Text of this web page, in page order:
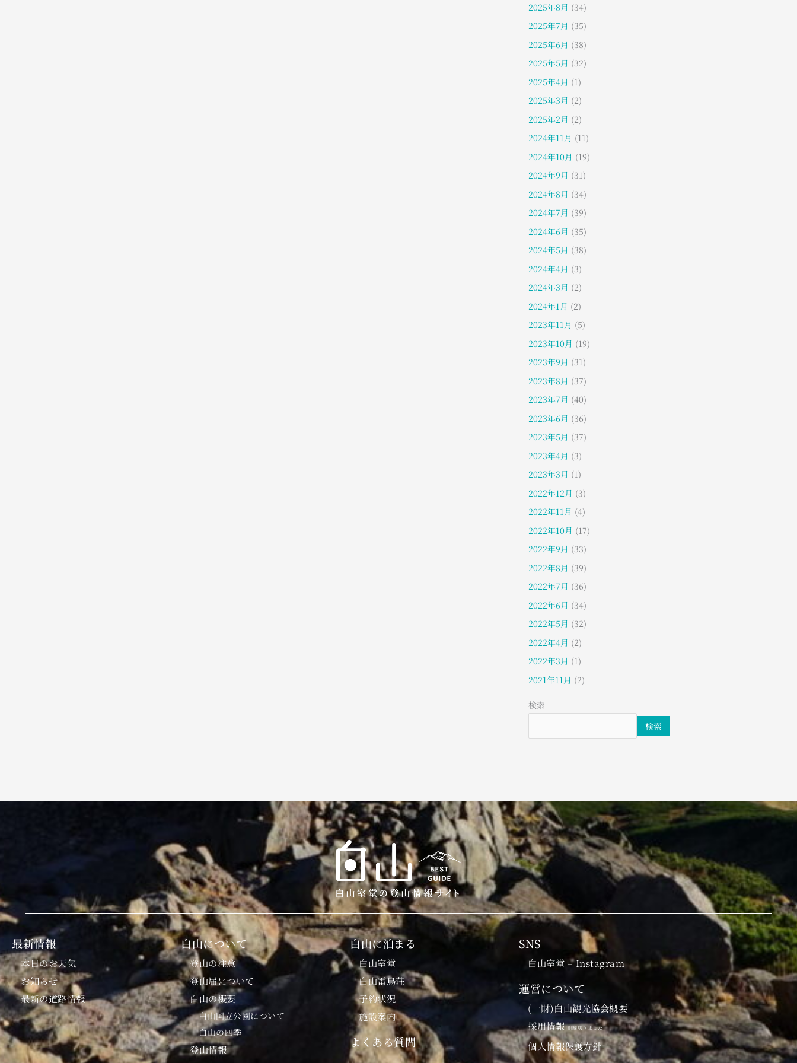
2025年8月 (34)
2025年7月 (35)
2025年6月 (38)
2025年5月 (32)
2025年4月 (1)
2025年3月 (2)
2025年2月 (2)
2024年11月 (11)
2024年10月 (19)
2024年9月 (31)
2024年8月 (34)
2024年7月 (39)
2024年6月 (35)
2024年5月 (38)
2024年4月 (3)
2024年3月 (2)
2024年1月 (2)
2023年11月 (5)
2023年10月 (19)
2023年9月 (31)
2023年8月 (37)
2023年7月 (40)
2023年6月 (36)
2023年5月 (37)
2023年4月 (3)
2023年3月 (1)
2022年12月 (3)
2022年11月 (4)
2022年10月 (17)
2022年9月 (33)
2022年8月 (39)
2022年7月 (36)
2022年6月 (34)
2022年5月 (32)
2022年4月 (2)
2022年3月 (1)
2021年11月 (2)
検索
検索
最新情報
本日のお天気
お知らせ
最新の道路情報
白山について
登山の注意
登山届について
白山の概要
白山国立公園について
白山の四季
登山情報
白山に泊まる
白山室堂
白山雷鳥荘
予約状況
施設案内
よくある質問
SNS
白山室堂 – Instagram
運営について
(一財)白山観光協会概要
採用情報※締切りました
個人情報保護方針